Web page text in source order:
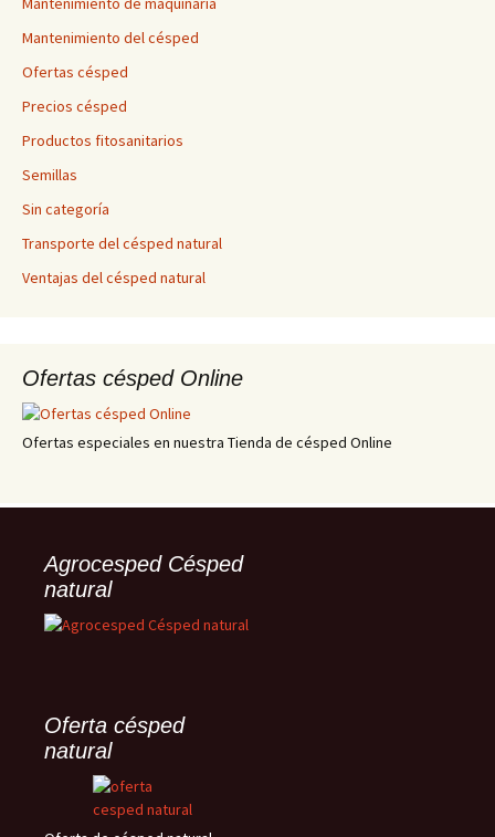
Mantenimiento del césped
Ofertas césped
Precios césped
Productos fitosanitarios
Semillas
Sin categoría
Transporte del césped natural
Ventajas del césped natural
Ofertas césped Online
Ofertas especiales en nuestra Tienda de césped Online
Agrocesped Césped
natural
Oferta césped
natural